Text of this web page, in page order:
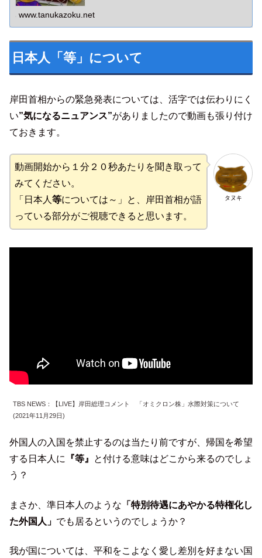
www.tanukazoku.net
日本人「等」について
岸田首相からの緊急発表については、活字では伝わりにく
い”気になるニュアンス”がありましたので動画も張り付け
ておきます。
タヌキ
動画開始から１分２０秒あたりを聞き取って
みてください。
「日本人 等については～」と、岸田首相が語
っている部分がご視聴できると思います。
TBS NEWS：【LIVE】岸田総理コメント 「オミクロン株」水際対策について
(2021年11月29日)
外国人の入国を禁止するのは当たり前ですが、帰国を希望
する日本人に
『等』
と付ける意味はどこから来るのでしょ
う？
まさか、準日本人のような 「特別待遇にあやかる特権化し
た外国人」 でも居るというのでしょうか？
我が国については、平和をこよなく愛し差別を好まない国